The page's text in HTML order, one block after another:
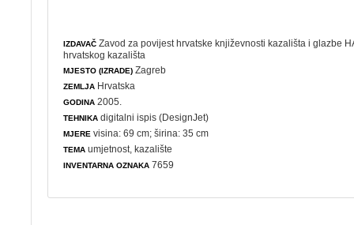
IZDAVAČ Zavod za povijest hrvatske književnosti kazališta i glazbe
hrvatskog kazališta
MJESTO (IZRADE) Zagreb
ZEMLJA Hrvatska
GODINA 2005.
TEHNIKA digitalni ispis (DesignJet)
MJERE visina: 69 cm; širina: 35 cm
TEMA umjetnost ,kazalište
INVENTARNA OZNAKA 7659